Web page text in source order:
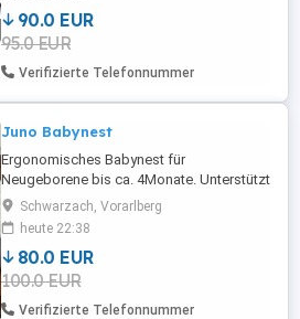
90.0 EUR
95.0 EUR
Verifizierte Telefonnummer
Juno Babynest
Ergonomisches Babynest für
Neugeborene bis ca. 4Monate. Unterstützt
gesunde Schlafposition Lindert
Refluxprobleme Integriertes Bauchband
für sicheren Halt Erhöhte Kopflage zum
Schutz der Kopfform Maße: 40 x 67 cm
Farbe: Grau Neupreis 150
Schwarzach, Vorarlberg
heute 22:38
80.0 EUR
100.0 EUR
Verifizierte Telefonnummer